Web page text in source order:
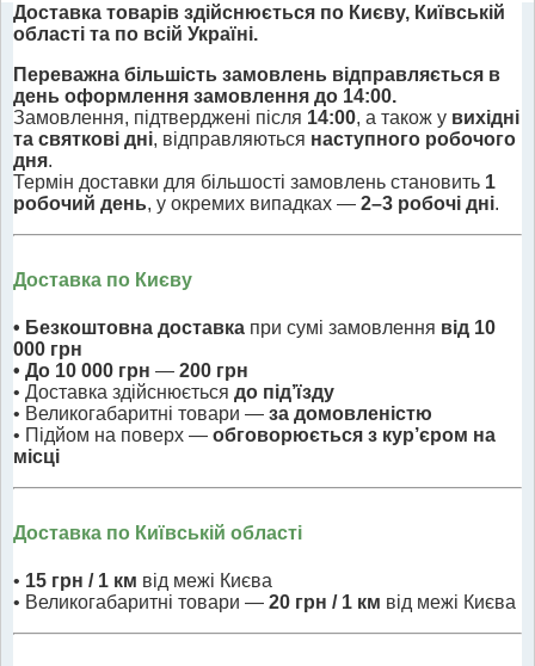
Доставка товарів здійснюється по Києву, Київській
області та по всій Україні.
Переважна більшість замовлень відправляється в
день оформлення замовлення до 14:00.
Замовлення, підтверджені після 14:00, а також у вихідні
та святкові дні, відправляються наступного робочого
дня.
Термін доставки для більшості замовлень становить 1
робочий день, у окремих випадках — 2–3 робочі дні.
Доставка по Києву
• Безкоштовна доставка при сумі замовлення від 10
000 грн
• До 10 000 грн — 200 грн
• Доставка здійснюється до під’їзду
• Великогабаритні товари — за домовленістю
• Підйом на поверх — обговорюється з кур’єром на
місці
Доставка по Київській області
• 15 грн / 1 км від межі Києва
• Великогабаритні товари — 20 грн / 1 км від межі Києва